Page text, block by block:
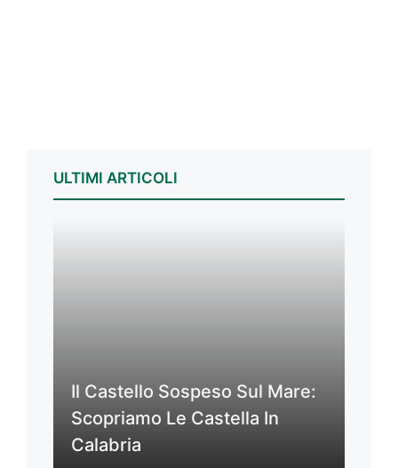
ULTIMI ARTICOLI
Il Castello Sospeso Sul Mare:
Scopriamo Le Castella In
Calabria